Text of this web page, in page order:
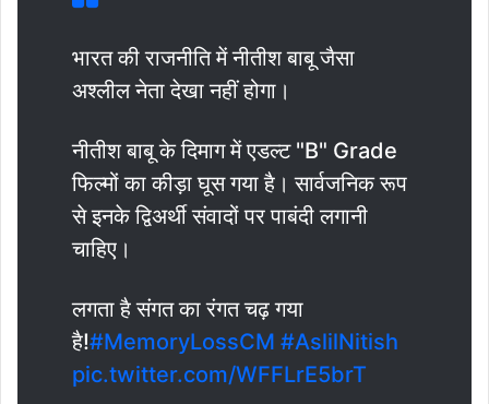
भारत की राजनीति में नीतीश बाबू जैसा
अश्लील नेता देखा नहीं होगा।
नीतीश बाबू के दिमाग में एडल्ट "B" Grade
फिल्मों का कीड़ा घूस गया है। सार्वजनिक रूप
से इनके द्विअर्थी संवादों पर पाबंदी लगानी
चाहिए।
लगता है संगत का रंगत चढ़ गया
है!#MemoryLossCM #AslilNitish
pic.twitter.com/WFFLrE5brT